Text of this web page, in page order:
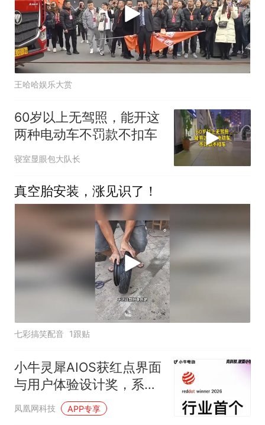
王哈哈娱乐大赏
60岁以上无驾照，能开这
两种电动车不罚款不扣车
寝室显眼包大队长
真空胎安装，涨见识了！
七彩搞笑配音 1跟贴
小牛灵犀AIOS获红点界面
与用户体验设计奖，系两
轮车行业首款
凤凰网科技 APP专享